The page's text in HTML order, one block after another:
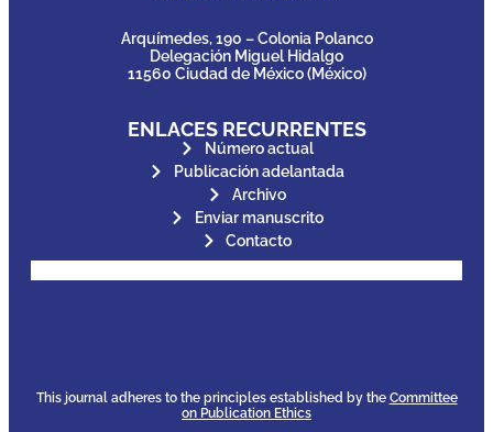
Arquímedes, 190 – Colonia Polanco
Delegación Miguel Hidalgo
11560 Ciudad de México (México)
ENLACES RECURRENTES
Número actual
Publicación adelantada
Archivo
Enviar manuscrito
Contacto
This journal adheres to the principles established by the Committee
on Publication Ethics